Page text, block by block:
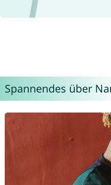
Spannendes über